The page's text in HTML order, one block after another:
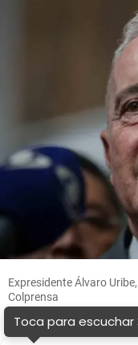
Expresidente Álvaro
Colprensa
Toca para escuchar